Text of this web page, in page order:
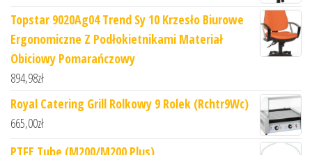
Topstar 9020Ag04 Trend Sy 10 Krzesło Biurowe
Ergonomiczne Z Podłokietnikami Materiał
Obiciowy Pomarańczowy
894,98zł
Royal Catering Grill Rolkowy 9 Rolek (Rchtr9Wc)
665,00zł
PTFE Tube (M200/M200 Plus)